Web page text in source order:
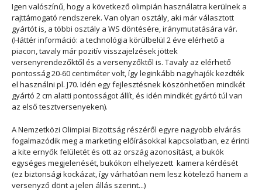
Igen valószínű, hogy a következő olimpián használatra kerülnek a
rajttámogató rendszerek. Van olyan osztály, aki már választott
gyártót is, a többi osztály a WS döntésére, iránymutatására vár.
(Háttér információ: a technológia körülbelül 2 éve elérhető a
piacon, tavaly már pozitív visszajelzések jöttek
versenyrendezőktől és a versenyzőktől is. Tavaly az elérhető
pontosság 20-60 centiméter volt, így leginkább nagyhajók kezdték
el használni pl. J70. Idén egy fejlesztésnek köszönhetően mindkét
gyártó 2 cm alatti pontosságot állít, és idén mindkét gyártó túl van
az első tesztversenyeken).
A Nemzetközi Olimpiai Bizottság részéről egyre nagyobb elvárás
fogalmazódik meg a marketing előírásokkal kapcsolatban, ez érinti
a kite ernyők felületét és ott az ország azonosítást, a bukók
egységes megjelenését, bukókon elhelyezett kamera kérdését
(ez biztonsági kockázat, így várhatóan nem lesz kötelező hanem a
versenyző dönt a jelen állás szerint...)